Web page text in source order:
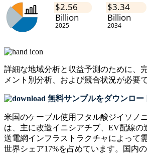
詳細な地域分析と収益予測のために、
メント別分析、および競合状況が必要
無料サンプルをダウンロー
米国のケーブル使用フタル酸ジイソノ
は、主に改造イニシアチブ、EV配線の
送電網インフラストラクチャによって
世界シェア17%を占めています。国内